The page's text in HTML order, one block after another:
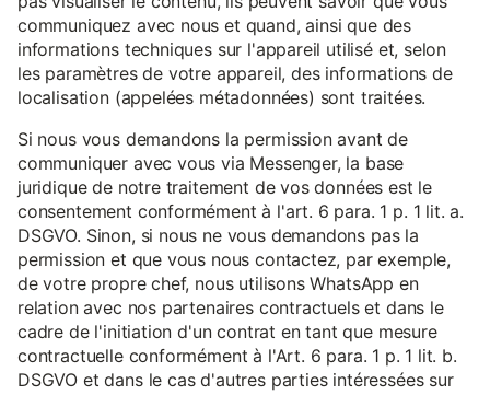
communiquez avec nous et quand, ainsi que des
informations techniques sur l'appareil utilisé et, selon
les paramètres de votre appareil, des informations de
localisation (appelées métadonnées) sont traitées.
Si nous vous demandons la permission avant de
communiquer avec vous via Messenger, la base
juridique de notre traitement de vos données est le
consentement conformément à l'art. 6 para. 1 p. 1 lit. a.
DSGVO. Sinon, si nous ne vous demandons pas la
permission et que vous nous contactez, par exemple,
de votre propre chef, nous utilisons WhatsApp en
relation avec nos partenaires contractuels et dans le
cadre de l'initiation d'un contrat en tant que mesure
contractuelle conformément à l'Art. 6 para. 1 p. 1 lit. b.
DSGVO et dans le cas d'autres parties intéressées sur